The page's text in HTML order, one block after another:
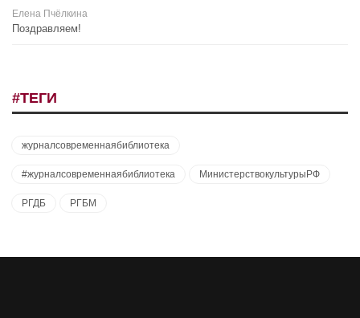
Елена Пчёлкина
Поздравляем!
#ТЕГИ
журналсовременнаябиблиотека
#журналсовременнаябиблиотека МинистерствокультурыРФ
РГДБ РГБМ